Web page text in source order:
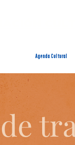
Agenda Cultural